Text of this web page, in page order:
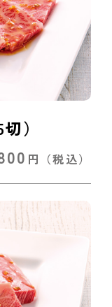
）
円 （税込）